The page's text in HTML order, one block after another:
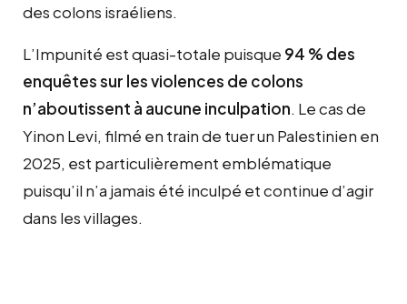
des colons israéliens.
L’Impunité est quasi-totale puisque 94 % des
enquêtes sur les violences de colons
n’aboutissent à aucune inculpation. Le cas de
Yinon Levi, filmé en train de tuer un Palestinien en
2025, est particulièrement emblématique
puisqu’il n’a jamais été inculpé et continue d’agir
dans les villages.